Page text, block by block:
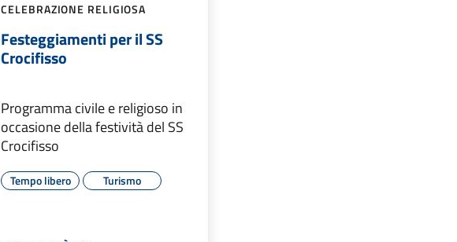
CELEBRAZIONE RELIGIOSA
Festeggiamenti per il SS
Crocifisso
Programma civile e religioso in
occasione della festività del SS
Crocifisso
Tempo libero Turismo